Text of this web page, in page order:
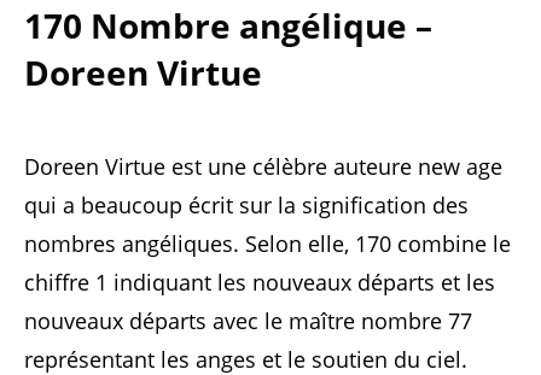
170 Nombre angélique –
Doreen Virtue
Doreen Virtue est une célèbre auteure new age
qui a beaucoup écrit sur la signification des
nombres angéliques. Selon elle, 170 combine le
chiffre 1 indiquant les nouveaux départs et les
nouveaux départs avec le maître nombre 77
représentant les anges et le soutien du ciel.